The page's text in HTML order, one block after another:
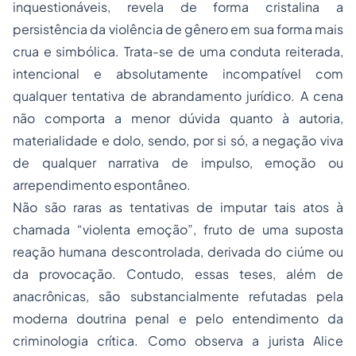
inquestionáveis, revela de forma cristalina a
persistência da violência de gênero em sua forma mais
crua e simbólica. Trata-se de uma conduta reiterada,
intencional e absolutamente incompatível com
qualquer tentativa de abrandamento jurídico. A cena
não comporta a menor dúvida quanto à autoria,
materialidade e dolo, sendo, por si só, a negação viva
de qualquer narrativa de impulso, emoção ou
arrependimento espontâneo.
Não são raras as tentativas de imputar tais atos à
chamada “violenta emoção”, fruto de uma suposta
reação humana descontrolada, derivada do ciúme ou
da provocação. Contudo, essas teses, além de
anacrônicas, são substancialmente refutadas pela
moderna doutrina penal e pelo entendimento da
criminologia crítica. Como observa a jurista Alice